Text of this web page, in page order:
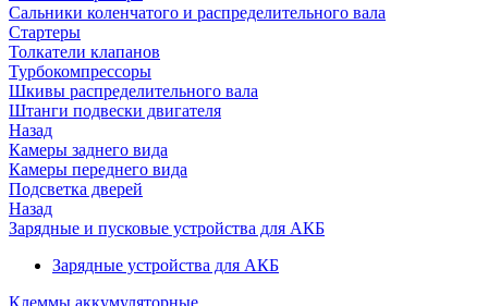
Сальники коленчатого и распределительного вала
Стартеры
Толкатели клапанов
Турбокомпрессоры
Шкивы распределительного вала
Штанги подвески двигателя
Назад
Камеры заднего вида
Камеры переднего вида
Подсветка дверей
Назад
Зарядные и пусковые устройства для АКБ
Зарядные устройства для АКБ
Клеммы аккумуляторные